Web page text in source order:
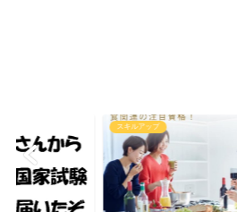
勉強方法